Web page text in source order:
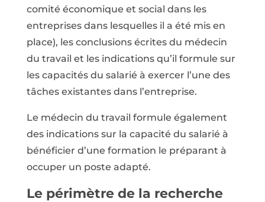
comité économique et social dans les
entreprises dans lesquelles il a été mis en
place), les conclusions écrites du médecin
du travail et les indications qu’il formule sur
les capacités du salarié à exercer l’une des
tâches existantes dans l’entreprise.
Le médecin du travail formule également
des indications sur la capacité du salarié à
bénéficier d’une formation le préparant à
occuper un poste adapté.
Le périmètre de la recherche